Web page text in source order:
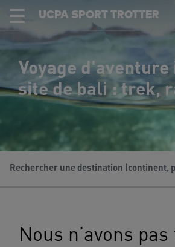
UCPA SPORT TROTTER
Voyage d'aventure
site de bali : trek,
Nous n’avons